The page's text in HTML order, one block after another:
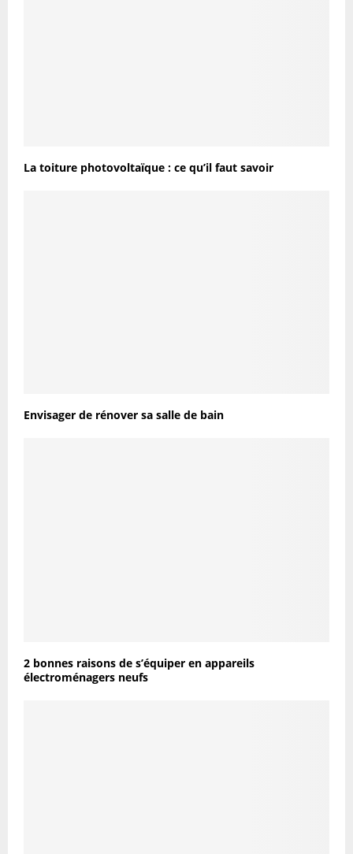
La toiture photovoltaïque : ce qu’il faut savoir
Envisager de rénover sa salle de bain
2 bonnes raisons de s’équiper en appareils
électroménagers neufs